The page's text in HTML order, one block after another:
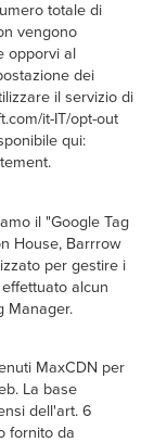
totale di
vengono
opporvi al
dei
il servizio di
it-IT/opt-out
qui:
il "Google Tag
House, Barrrow
per gestire i
alcun
Manager.
MaxCDN per
La base
dell'art. 6
fornito da